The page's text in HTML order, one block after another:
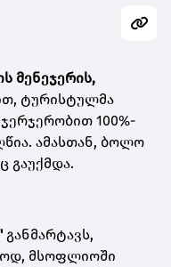
მენეჯერის,
ტურისტულმა
100%-
ამასთან, ბოლო
გაუქმდა.
განმარტავს,
მსოფლიოში